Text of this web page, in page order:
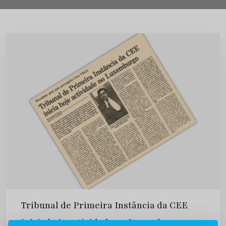
Tribunal de Primeira Instância da CEE
inicia hoje actividade no Luxemburgo